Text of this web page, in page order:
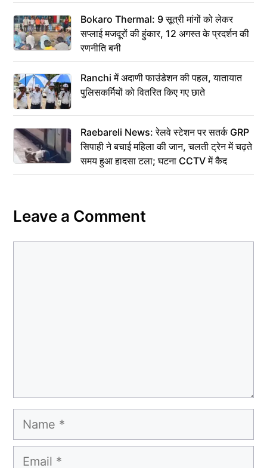
Bokaro Thermal: 9 सूत्री मांगों को लेकर
सप्लाई मजदूरों की हुंकार, 12 अगस्त के प्रदर्शन की
रणनीति बनी
Ranchi में अदाणी फाउंडेशन की पहल, यातायात
पुलिसकर्मियों को वितरित किए गए छाते
Raebareli News: रेलवे स्टेशन पर सतर्क GRP
सिपाही ने बचाई महिला की जान, चलती ट्रेन में चढ़ते
समय हुआ हादसा टला; घटना CCTV में कैद
Leave a Comment
Name
Email